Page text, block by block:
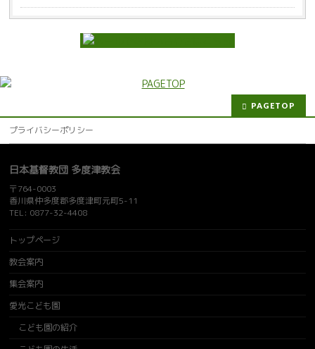
PAGETOP
プライバシーポリシー
日本基督教団 多度津教会
〒764-0003
香川県仲多度郡多度津町元町5-11
TEL: 0877-32-4408
トップページ
教会案内
集会案内
愛光こども園
こども園の紹介